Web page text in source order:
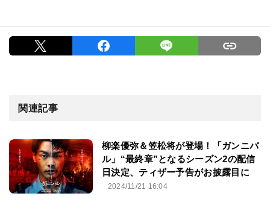
関連記事
柳楽優弥＆笠松将が登場！「ガンニバ
ル」“最終章”となるシーズン2の配信
日決定、ティザー予告がお披露目に
2024/11/21 16:04